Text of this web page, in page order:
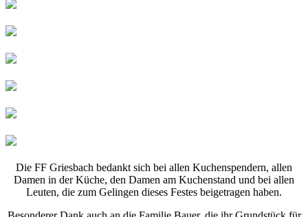
Die FF Griesbach bedankt sich bei allen Kuchenspendern, allen
Damen in der Küche, den Damen am Kuchenstand und bei allen
Leuten, die zum Gelingen dieses Festes beigetragen haben.